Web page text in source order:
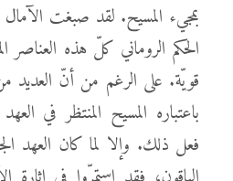
بمجيء المسيح. لقد صبغت
الحكم الروماني كلّ هذه العناصر
قويّة. على الرغم من أنّ العديد من
باعتباره المسيح المنتظر في
فعل ذلك. وإلا لما كان العهد